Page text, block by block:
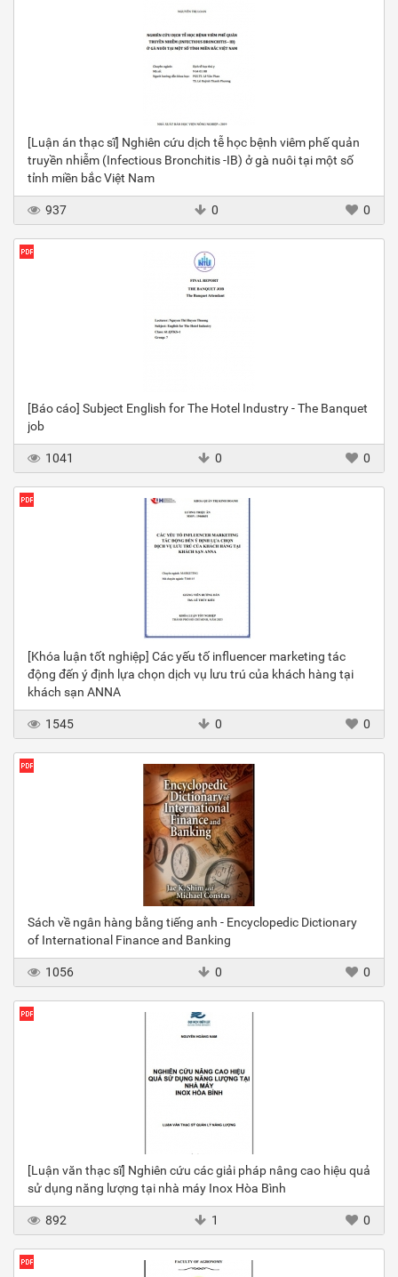
[Luận án thạc sĩ] Nghiên cứu dịch tễ học bệnh viêm phế quản
truyền nhiễm (Infectious Bronchitis -IB) ở gà nuôi tại một số
tỉnh miền bắc Việt Nam
937 0 0
[Báo cáo] Subject English for The Hotel Industry - The Banquet
job
1041 0 0
[Khóa luận tốt nghiệp] Các yếu tố influencer marketing tác
động đến ý định lựa chọn dịch vụ lưu trú của khách hàng tại
khách sạn ANNA
1545 0 0
Sách về ngân hàng bằng tiếng anh - Encyclopedic Dictionary
of International Finance and Banking
1056 0 0
[Luận văn thạc sĩ] Nghiên cứu các giải pháp nâng cao hiệu quả
sử dụng năng lượng tại nhà máy Inox Hòa Bình
892 1 0